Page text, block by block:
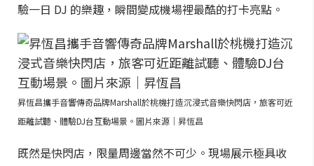
驗一日 DJ 的樂趣，瞬間變成機場裡最酷的打卡亮點。
昇恆昌攜手音響傳奇品牌Marshall於桃機打造沉浸式音樂快閃店，旅客可近
距離試聽、體驗DJ台互動場景。圖片來源｜昇恆昌
既然是快閃店，限量周邊當然不可少。現場展示極具收